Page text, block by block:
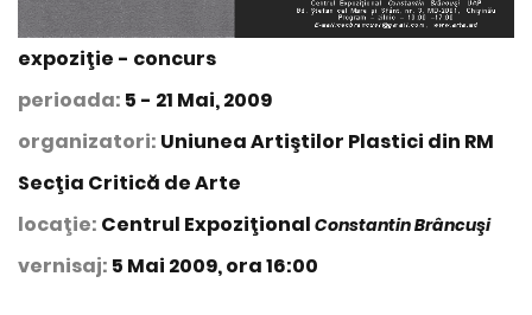
expoziţie - concurs
perioada: 5 - 21 Mai, 2009
organizatori: Uniunea Artiştilor Plastici din RM
Secţia Critică de Arte
locaţie: Centrul Expoziţional Constantin Brâncuşi
vernisaj: 5 Mai 2009, ora 16:00